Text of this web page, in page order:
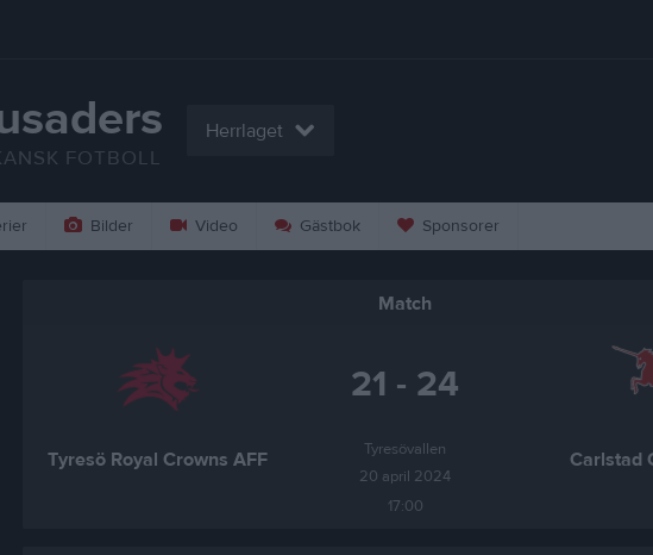
FOTBOLL
Herrlaget
Bilder Video Gästbok Sponsorer
Match
Tyresö Royal Crowns AFF
21 - 24
Tyresövallen
20 april 2024
17:00
Carlstad